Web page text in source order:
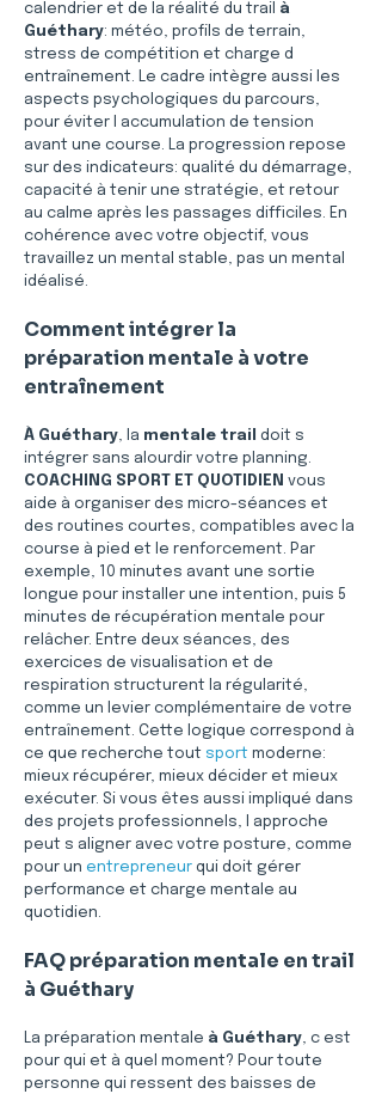
calendrier et de la réalité du trail à
Guéthary: météo, profils de terrain,
stress de compétition et charge d
entraînement. Le cadre intègre aussi les
aspects psychologiques du parcours,
pour éviter l accumulation de tension
avant une course. La progression repose
sur des indicateurs: qualité du démarrage,
capacité à tenir une stratégie, et retour
au calme après les passages difficiles. En
cohérence avec votre objectif, vous
travaillez un mental stable, pas un mental
idéalisé.
Comment intégrer la
préparation mentale à votre
entraînement
À Guéthary, la mentale trail
doit s
intégrer sans alourdir votre planning.
COACHING SPORT ET QUOTIDIEN vous
aide à organiser des micro-séances et
des routines courtes, compatibles avec la
course à pied et le renforcement. Par
exemple, 10 minutes avant une sortie
longue pour installer une intention, puis 5
minutes de récupération mentale pour
relâcher. Entre deux séances, des
exercices de visualisation et de
respiration structurent la régularité,
comme un levier complémentaire de votre
entraînement. Cette logique correspond à
ce que recherche tout sport moderne:
mieux récupérer, mieux décider et mieux
exécuter. Si vous êtes aussi impliqué dans
des projets professionnels, l approche
peut s aligner avec votre posture, comme
pour un entrepreneur qui doit gérer
performance et charge mentale au
quotidien.
FAQ préparation mentale en trail
à Guéthary
La préparation mentale à Guéthary, c est
pour qui et à quel moment? Pour toute
personne qui ressent des baisses de